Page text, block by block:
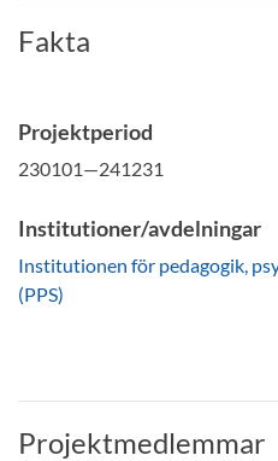
Fakta
Projektperiod
230101—241231
Institutioner/avdelningar
Institutionen för pedagogik,
(PPS)
Projektmedlemmar